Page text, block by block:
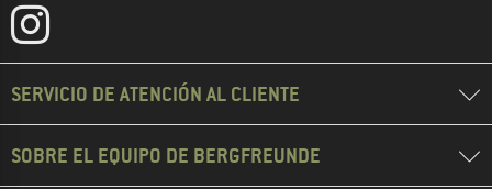
SERVICIO DE ATENCIÓN AL CLIENTE
SOBRE EL EQUIPO DE BERGFREUNDE